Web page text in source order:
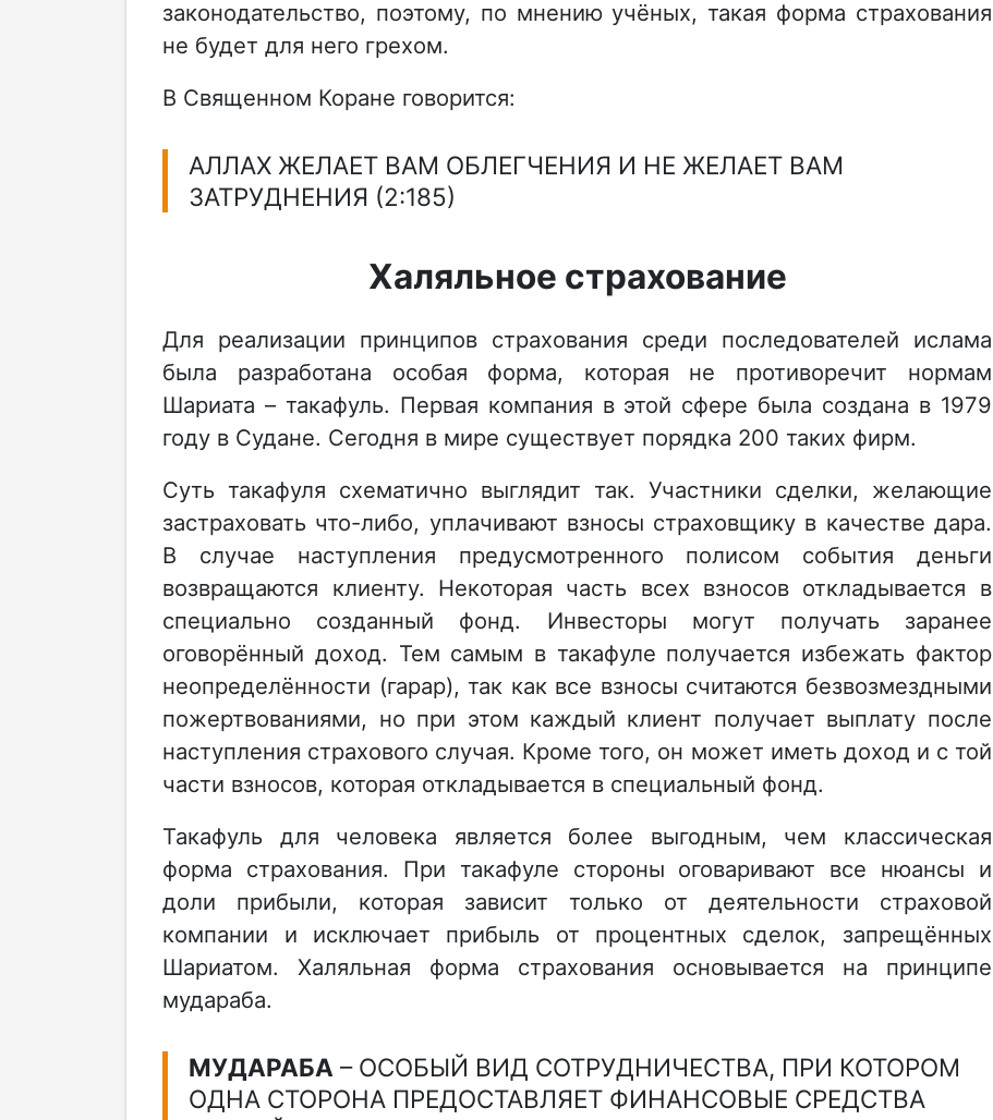
законодательство, поэтому, по мнению учёных, такая форма страхования
не будет для него грехом.
В Священном Коране говорится:
АЛЛАХ ЖЕЛАЕТ ВАМ ОБЛЕГЧЕНИЯ И НЕ ЖЕЛАЕТ ВАМ
ЗАТРУДНЕНИЯ (2:185)
Халяльное страхование
Для реализации принципов страхования среди последователей ислама
была разработана особая форма, которая не противоречит нормам
Шариата – такафуль. Первая компания в этой сфере была создана в 1979
году в Судане. Сегодня в мире существует порядка 200 таких фирм.
Суть такафуля схематично выглядит так. Участники сделки, желающие
застраховать что-либо, уплачивают взносы страховщику в качестве дара.
В случае наступления предусмотренного полисом события деньги
возвращаются клиенту. Некоторая часть всех взносов откладывается в
специально созданный фонд. Инвесторы могут получать заранее
оговорённый доход. Тем самым в такафуле получается избежать фактор
неопределённости (гарар), так как все взносы считаются безвозмездными
пожертвованиями, но при этом каждый клиент получает выплату после
наступления страхового случая. Кроме того, он может иметь доход и с той
части взносов, которая откладывается в специальный фонд.
Такафуль для человека является более выгодным, чем классическая
форма страхования. При такафуле стороны оговаривают все нюансы и
доли прибыли, которая зависит только от деятельности страховой
компании и исключает прибыль от процентных сделок, запрещённых
Шариатом. Халяльная форма страхования основывается на принципе
мудараба.
МУДАРАБА – ОСОБЫЙ ВИД СОТРУДНИЧЕСТВА, ПРИ КОТОРОМ
ОДНА СТОРОНА ПРЕДОСТАВЛЯЕТ ФИНАНСОВЫЕ СРЕДСТВА